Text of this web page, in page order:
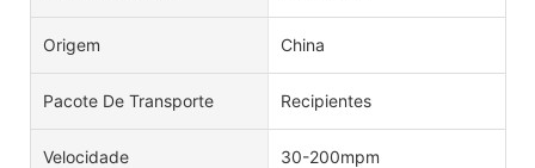
Origem China
Pacote De Transporte Recipientes
Velocidade 30-200mpm